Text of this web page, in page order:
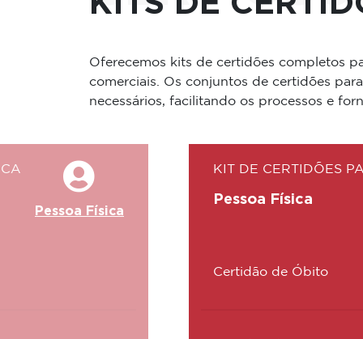
Oferecemos kits de certidões completos
comerciais. Os conjuntos de certidões
necessários, facilitando os processos e
Pessoa Física
KIT DE CERTIDÕES
Pessoa Física
Certidão de Óbito